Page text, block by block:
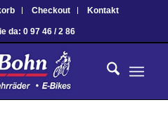
Checkout Kontakt
da: 0 97 46 / 2 86